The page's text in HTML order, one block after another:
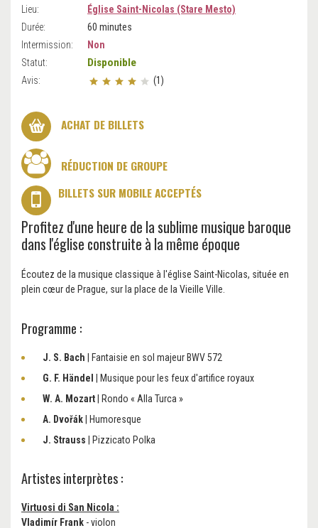
Lieu:
Église Saint-Nicolas (Stare Mesto)
Durée:
60 minutes
Intermission:
Non
Statut:
Disponible
Avis: (1)
ACHAT DE BILLETS
RÉDUCTION DE GROUPE
BILLETS SUR MOBILE ACCEPTÉS
Profitez d'une heure de la sublime musique baroque
dans l'église construite à la même époque
Écoutez de la musique classique à l'église Saint-Nicolas, située en
plein cœur de Prague, sur la place de la Vieille Ville.
Programme :
J. S. Bach | Fantaisie en sol majeur BWV 572
G. F. Händel
| Musique pour les feux d'artifice royaux
W. A. Mozart
| Rondo « Alla Turca »
A. Dvořák | Humoresque
J. Strauss | Pizzicato Polka
Artistes interprètes :
Virtuosi di San Nicola :
Vladimír Frank - violon